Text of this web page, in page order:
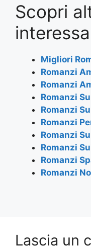
c
e
b
o
o
k
itt
er
at
s
A
p
p
Scopri
Migliori
Romanzi
Romanzi
Romanzi
Romanzi
Romanzi
Romanzi
Romanzi
Romanzi
Romanzi
Lascia un